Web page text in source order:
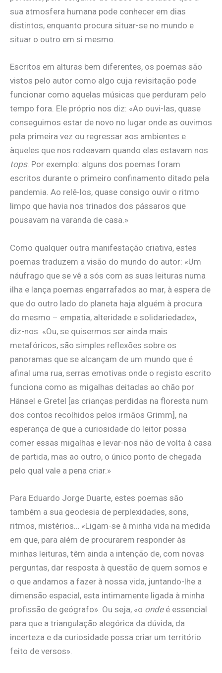
sua atmosfera humana pode conhecer em dias
distintos, enquanto procura situar-se no mundo e
situar o outro em si mesmo.
Escritos em alturas bem diferentes, os poemas são
vistos pelo autor como algo cuja revisitação pode
funcionar como aquelas músicas que perduram pelo
tempo fora. Ele próprio nos diz: «Ao ouvi-las, quase
conseguimos estar de novo no lugar onde as ouvimos
pela primeira vez ou regressar aos ambientes e
àqueles que nos rodeavam quando elas estavam nos
tops. Por exemplo: alguns dos poemas foram
escritos durante o primeiro confinamento ditado pela
pandemia. Ao relê-los, quase consigo ouvir o ritmo
limpo que havia nos trinados dos pássaros que
pousavam na varanda de casa.»
Como qualquer outra manifestação criativa, estes
poemas traduzem a visão do mundo do autor: «Um
náufrago que se vê a sós com as suas leituras numa
ilha e lança poemas engarrafados ao mar, à espera de
que do outro lado do planeta haja alguém à procura
do mesmo – empatia, alteridade e solidariedade»,
diz-nos. «Ou, se quisermos ser ainda mais
metafóricos, são simples reflexões sobre os
panoramas que se alcançam de um mundo que é
afinal uma rua, serras emotivas onde o registo escrito
funciona como as migalhas deitadas ao chão por
Hänsel e Gretel [as crianças perdidas na floresta num
dos contos recolhidos pelos irmãos Grimm], na
esperança de que a curiosidade do leitor possa
comer essas migalhas e levar-nos não de volta à casa
de partida, mas ao outro, o único ponto de chegada
pelo qual vale a pena criar.»
Para Eduardo Jorge Duarte, estes poemas são
também a sua geodesia de perplexidades, sons,
ritmos, mistérios… «Ligam-se à minha vida na medida
em que, para além de procurarem responder às
minhas leituras, têm ainda a intenção de, com novas
perguntas, dar resposta à questão de quem somos e
o que andamos a fazer à nossa vida, juntando-lhe a
dimensão espacial, esta intimamente ligada à minha
profissão de geógrafo». Ou seja, «o ondeé essencial
para que a triangulação alegórica da dúvida, da
incerteza e da curiosidade possa criar um território
feito de versos».